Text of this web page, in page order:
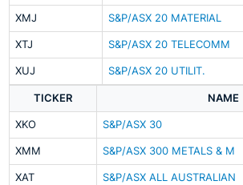
XMJ S&P/ASX 20 MATERIAL
XTJ S&P/ASX 20 TELECOMM
XUJ S&P/ASX 20 UTILIT.
TICKER NAME
XKO S&P/ASX 30
XMM S&P/ASX 300 METALS & M
XAT S&P/ASX ALL AUSTRALIAN